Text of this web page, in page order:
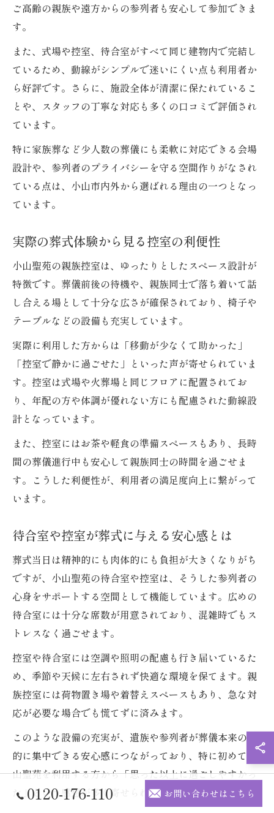
ご高齢の親族や遠方からの参列者も安心して参加できま
す。
また、式場や控室、待合室がすべて同じ建物内で完結し
ているため、動線がシンプルで迷いにくい点も利用者か
ら好評です。さらに、施設全体が清潔に保たれているこ
とや、スタッフの丁寧な対応も多くの口コミで評価され
ています。
特に家族葬など少人数の葬儀にも柔軟に対応できる会場
設計や、参列者のプライバシーを守る空間作りがなされ
ている点は、小山市内外から選ばれる理由の一つとなっ
ています。
実際の葬式体験から見る控室の利便性
小山聖苑の親族控室は、ゆったりとしたスペース設計が
特徴です。葬儀前後の待機や、親族同士で落ち着いて話
し合える場として十分な広さが確保されており、椅子や
テーブルなどの設備も充実しています。
実際に利用した方からは「移動が少なくて助かった」
「控室で静かに過ごせた」といった声が寄せられていま
す。控室は式場や火葬場と同じフロアに配置されてお
り、年配の方や体調が優れない方にも配慮された動線設
計となっています。
また、控室にはお茶や軽食の準備スペースもあり、長時
間の葬儀進行中も安心して親族同士の時間を過ごせま
す。こうした利便性が、利用者の満足度向上に繋がって
います。
待合室や控室が葬式に与える安心感とは
葬式当日は精神的にも肉体的にも負担が大きくなりがち
ですが、小山聖苑の待合室や控室は、そうした参列者の
心身をサポートする空間として機能しています。広めの
待合室には十分な席数が用意されており、混雑時でもス
トレスなく過ごせます。
控室や待合室には空調や照明の配慮も行き届いているた
め、季節や天候に左右されず快適な環境を保てます。親
族控室には荷物置き場や着替えスペースもあり、急な対
応が必要な場合でも慌てずに済みます。
このような設備の充実が、遺族や参列者が葬儀本来の目
的に集中できる安心感につながっており、特に初めて小
山聖苑を利用する方から「思った以上に過ごしやすかっ
た」という感想が多く寄せられています。
0120-176-110 お問い合わせはこちら